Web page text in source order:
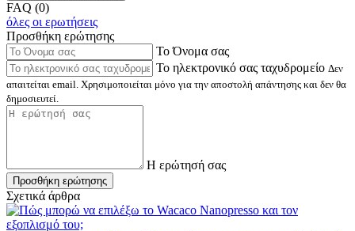
FAQ (0)
όλες οι ερωτήσεις
Προσθήκη ερώτησης
Το Όνομα σας
Το ηλεκτρονικό σας ταχυδρομείο Δεν
απαιτείται email. Χρησιμοποιείται μόνο για την αποστολή απάντησης και δεν θα
δημοσιευτεί.
Η ερώτησή σας
Προσθήκη ερώτησης
Σχετικά άρθρα